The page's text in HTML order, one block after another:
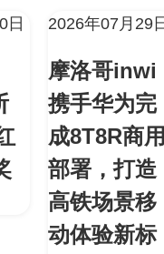
日 2026年07月29
摩洛哥inwi
携手华为完
成8T8R商
部署，打造
高铁场景移
动体验新标